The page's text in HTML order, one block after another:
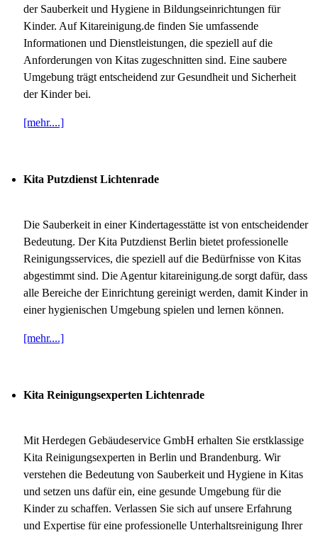
der Sauberkeit und Hygiene in Bildungseinrichtungen für
Kinder. Auf Kitareinigung.de finden Sie umfassende
Informationen und Dienstleistungen, die speziell auf die
Anforderungen von Kitas zugeschnitten sind. Eine saubere
Umgebung trägt entscheidend zur Gesundheit und Sicherheit
der Kinder bei.
[mehr....]
Kita Putzdienst Lichtenrade
Die Sauberkeit in einer Kindertagesstätte ist von entscheidender
Bedeutung. Der Kita Putzdienst Berlin bietet professionelle
Reinigungsservices, die speziell auf die Bedürfnisse von Kitas
abgestimmt sind. Die Agentur kitareinigung.de sorgt dafür, dass
alle Bereiche der Einrichtung gereinigt werden, damit Kinder in
einer hygienischen Umgebung spielen und lernen können.
[mehr....]
Kita Reinigungsexperten Lichtenrade
Mit Herdegen Gebäudeservice GmbH erhalten Sie erstklassige
Kita Reinigungsexperten in Berlin und Brandenburg. Wir
verstehen die Bedeutung von Sauberkeit und Hygiene in Kitas
und setzen uns dafür ein, eine gesunde Umgebung für die
Kinder zu schaffen. Verlassen Sie sich auf unsere Erfahrung
und Expertise für eine professionelle Unterhaltsreinigung Ihrer